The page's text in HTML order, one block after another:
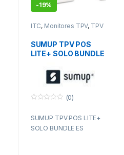
-19%
ITC, Monitores TPV, TPV
SUMUP TPV POS
LITE+ SOLO BUNDLE
u
e
r
(0)
SUMUP TPV POS LITE+
SOLO BUNDLE ES